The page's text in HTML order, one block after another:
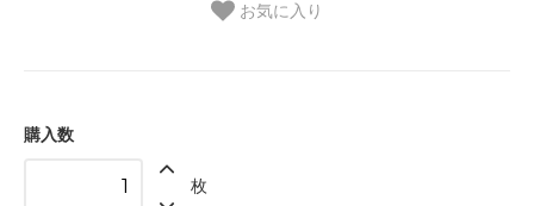
お気に入り
購入数
枚